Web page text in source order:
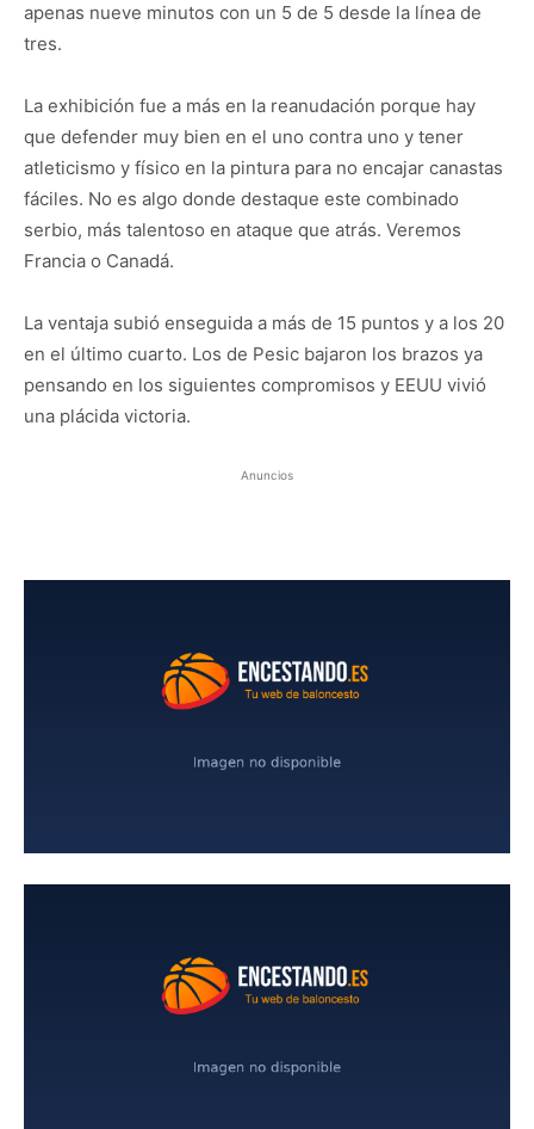
apenas nueve minutos con un 5 de 5 desde la línea de
tres.
La exhibición fue a más en la reanudación porque hay
que defender muy bien en el uno contra uno y tener
atleticismo y físico en la pintura para no encajar canastas
fáciles. No es algo donde destaque este combinado
serbio, más talentoso en ataque que atrás. Veremos
Francia o Canadá.
La ventaja subió enseguida a más de 15 puntos y a los 20
en el último cuarto. Los de Pesic bajaron los brazos ya
pensando en los siguientes compromisos y EEUU vivió
una plácida victoria.
Anuncios